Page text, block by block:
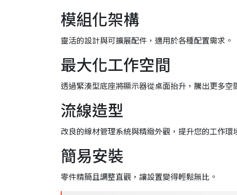
模組化架構
靈活的設計與可擴展配件，適用於各種配置需求。
最大化工作空間
透過緊湊型底座將顯示器從桌面抬升，騰出更多空
流線造型
改良的線材管理系統與精緻外觀，提升您的工作環
簡易安裝
零件精簡且調整直觀，讓設置變得輕鬆無比。